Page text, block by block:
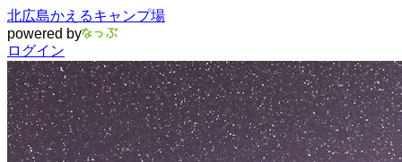
北広島かえるキャンプ場
powered by
ログイン